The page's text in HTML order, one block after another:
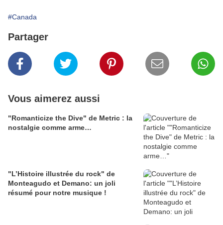
#Canada
Partager
Vous aimerez aussi
"Romanticize the Dive" de Metric : la
nostalgie comme arme…
"L’Histoire illustrée du rock" de
Monteagudo et Demano: un joli
résumé pour notre musique !